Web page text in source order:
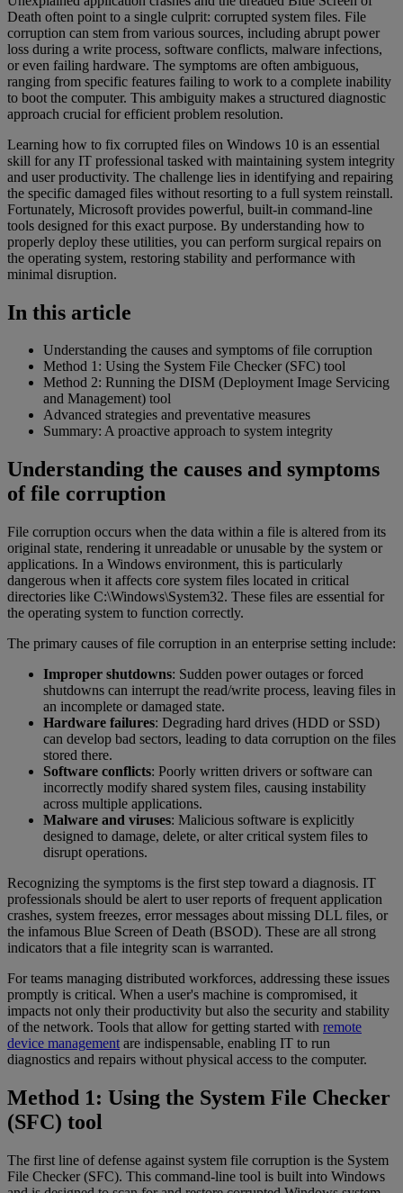
Death often point to a single culprit: corrupted system files. File
corruption can stem from various sources, including abrupt power
loss during a write process, software conflicts, malware infections,
or even failing hardware. The symptoms are often ambiguous,
ranging from specific features failing to work to a complete inability
to boot the computer. This ambiguity makes a structured diagnostic
approach crucial for efficient problem resolution.
Learning how to fix corrupted files on Windows 10 is an essential
skill for any IT professional tasked with maintaining system integrity
and user productivity. The challenge lies in identifying and repairing
the specific damaged files without resorting to a full system reinstall.
Fortunately, Microsoft provides powerful, built-in command-line
tools designed for this exact purpose. By understanding how to
properly deploy these utilities, you can perform surgical repairs on
the operating system, restoring stability and performance with
minimal disruption.
In this article
Understanding the causes and symptoms of file corruption
Method 1: Using the System File Checker (SFC) tool
Method 2: Running the DISM (Deployment Image Servicing
and Management) tool
Advanced strategies and preventative measures
Summary: A proactive approach to system integrity
Understanding the causes and symptoms
of file corruption
File corruption occurs when the data within a file is altered from its
original state, rendering it unreadable or unusable by the system or
applications. In a Windows environment, this is particularly
dangerous when it affects core system files located in critical
directories like C:\Windows\System32. These files are essential for
the operating system to function correctly.
The primary causes of file corruption in an enterprise setting include:
Improper shutdowns: Sudden power outages or forced
shutdowns can interrupt the read/write process, leaving files in
an incomplete or damaged state.
Hardware failures: Degrading hard drives (HDD or SSD)
can develop bad sectors, leading to data corruption on the files
stored there.
Software conflicts: Poorly written drivers or software can
incorrectly modify shared system files, causing instability
across multiple applications.
Malware and viruses: Malicious software is explicitly
designed to damage, delete, or alter critical system files to
disrupt operations.
Recognizing the symptoms is the first step toward a diagnosis. IT
professionals should be alert to user reports of frequent application
crashes, system freezes, error messages about missing DLL files, or
the infamous Blue Screen of Death (BSOD). These are all strong
indicators that a file integrity scan is warranted.
For teams managing distributed workforces, addressing these issues
promptly is critical. When a user's machine is compromised, it
impacts not only their productivity but also the security and stability
of the network. Tools that allow for getting started with remote
device management are indispensable, enabling IT to run
diagnostics and repairs without physical access to the computer.
Method 1: Using the System File Checker
(SFC) tool
The first line of defense against system file corruption is the System
File Checker (SFC). This command-line tool is built into Windows